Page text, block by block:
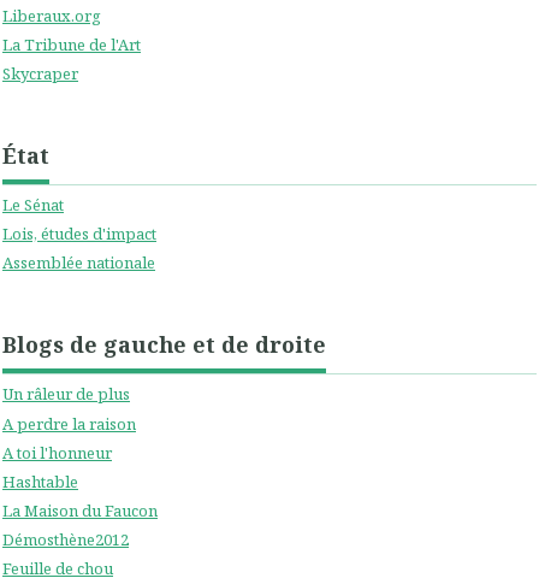
Liberaux.org
La Tribune de l'Art
Skycraper
État
Le Sénat
Lois, études d'impact
Assemblée nationale
Blogs de gauche et de droite
Un râleur de plus
A perdre la raison
A toi l'honneur
Hashtable
La Maison du Faucon
Démosthène2012
Feuille de chou